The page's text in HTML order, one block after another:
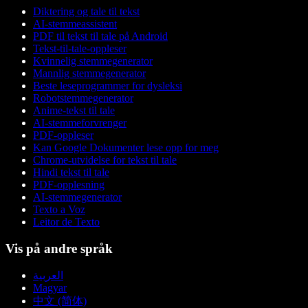
Diktering og tale til tekst
AI-stemmeassistent
PDF til tekst til tale på Android
Tekst-til-tale-oppleser
Kvinnelig stemmegenerator
Mannlig stemmegenerator
Beste leseprogrammer for dysleksi
Robotstemmegenerator
Anime-tekst til tale
AI-stemmeforvrenger
PDF-oppleser
Kan Google Dokumenter lese opp for meg
Chrome-utvidelse for tekst til tale
Hindi tekst til tale
PDF-opplesning
AI-stemmegenerator
Texto a Voz
Leitor de Texto
Vis på andre språk
العربية
Magyar
中文 (简体)